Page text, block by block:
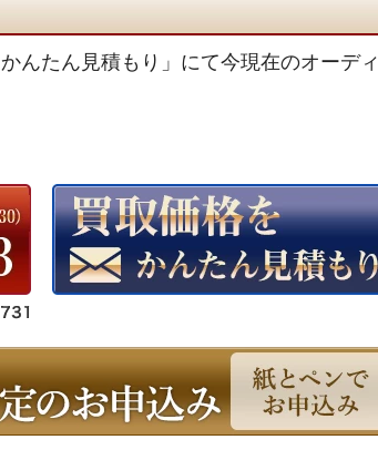
んたん見積もり」にて今現在のオーディ